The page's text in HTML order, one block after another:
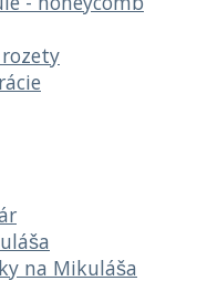
na Mikuláša